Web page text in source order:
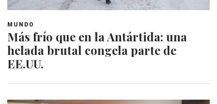
MUNDO
Más frío que en la Antártida: una
helada brutal congela parte de
EE.UU.